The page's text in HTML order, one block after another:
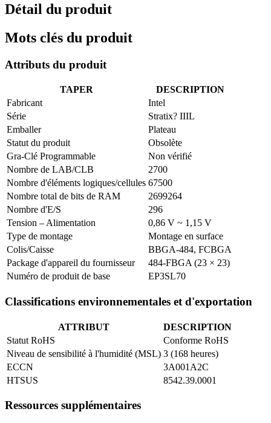
Détail du produit
Mots clés du produit
Attributs du produit
TAPER
DESCRIPTION
Fabricant
Intel
Série
Stratix? IIIL
Emballer
Plateau
Statut du produit
Obsolète
Gra-Clé Programmable
Non vérifié
Nombre de LAB/CLB
2700
Nombre d'éléments logiques/cellules 67500
Nombre total de bits de RAM
2699264
Nombre d'E/S
296
Tension – Alimentation
0,86 V ~ 1,15 V
Type de montage
Montage en surface
Colis/Caisse
BBGA-484, FCBGA
Package d'appareil du fournisseur
484-FBGA (23 × 23)
Numéro de produit de base
EP3SL70
Classifications environnementales et d'exportation
ATTRIBUT
DESCRIPTION
Statut RoHS
Conforme RoHS
Niveau de sensibilité à l'humidité (MSL) 3 (168 heures)
ECCN
3A001A2C
HTSUS
8542.39.0001
Ressources supplémentaires